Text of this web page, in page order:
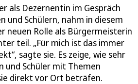
als Dezernentin im Gespräch
und Schülern, nahm in diesem
neuen Rolle als Bürgermeisterin
teil. „Für mich ist das immer
sagte sie. Es zeige, wie sehr
und Schüler mit Themen
direkt vor Ort beträfen.